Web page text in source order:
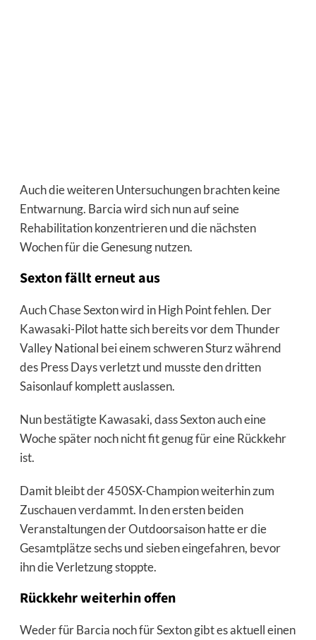
Auch die weiteren Untersuchungen brachten keine
Entwarnung. Barcia wird sich nun auf seine
Rehabilitation konzentrieren und die nächsten
Wochen für die Genesung nutzen.
Sexton fällt erneut aus
Auch Chase Sexton wird in High Point fehlen. Der
Kawasaki-Pilot hatte sich bereits vor dem Thunder
Valley National bei einem schweren Sturz während
des Press Days verletzt und musste den dritten
Saisonlauf komplett auslassen.
Nun bestätigte Kawasaki, dass Sexton auch eine
Woche später noch nicht fit genug für eine Rückkehr
ist.
Damit bleibt der 450SX-Champion weiterhin zum
Zuschauen verdammt. In den ersten beiden
Veranstaltungen der Outdoorsaison hatte er die
Gesamtplätze sechs und sieben eingefahren, bevor
ihn die Verletzung stoppte.
Rückkehr weiterhin offen
Weder für Barcia noch für Sexton gibt es aktuell einen